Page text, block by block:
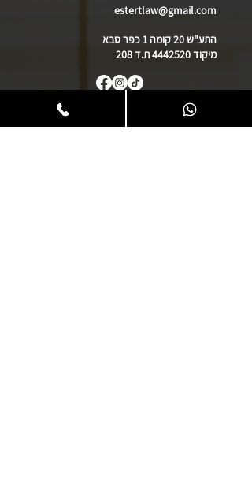
estertlaw@gmail.com
התע"ש 20 קומה 1 כפר סבא
מיקוד 4442520 ת.ד 208